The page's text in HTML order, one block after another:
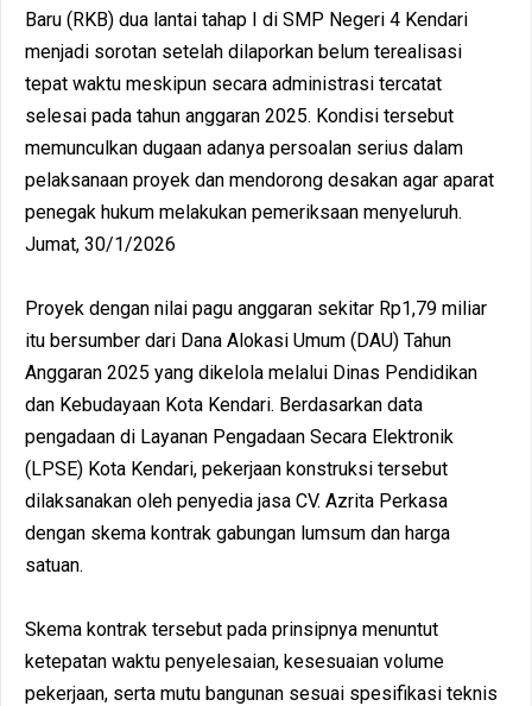
Baru (RKB) dua lantai tahap I di SMP Negeri 4 Kendari
menjadi sorotan setelah dilaporkan belum terealisasi
tepat waktu meskipun secara administrasi tercatat
selesai pada tahun anggaran 2025. Kondisi tersebut
memunculkan dugaan adanya persoalan serius dalam
pelaksanaan proyek dan mendorong desakan agar aparat
penegak hukum melakukan pemeriksaan menyeluruh.
Jumat, 30/1/2026
Proyek dengan nilai pagu anggaran sekitar Rp1,79 miliar
itu bersumber dari Dana Alokasi Umum (DAU) Tahun
Anggaran 2025 yang dikelola melalui Dinas Pendidikan
dan Kebudayaan Kota Kendari. Berdasarkan data
pengadaan di Layanan Pengadaan Secara Elektronik
(LPSE) Kota Kendari, pekerjaan konstruksi tersebut
dilaksanakan oleh penyedia jasa CV. Azrita Perkasa
dengan skema kontrak gabungan lumsum dan harga
satuan.
Skema kontrak tersebut pada prinsipnya menuntut
ketepatan waktu penyelesaian, kesesuaian volume
pekerjaan, serta mutu bangunan sesuai spesifikasi teknis